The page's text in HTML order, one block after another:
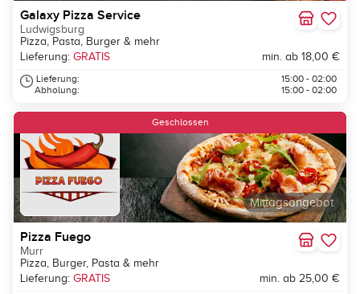
Galaxy Pizza Service
Ludwigsburg
Pizza, Pasta, Burger & mehr
Lieferung: GRATIS min. ab 18,00 €
Lieferung:
Abholung:
15:00 - 02:00
15:00 - 02:00
Mittagsangebot
Geschlossen
Pizza Fuego
Murr
Pizza, Burger, Pasta & mehr
Lieferung: GRATIS min. ab 25,00 €